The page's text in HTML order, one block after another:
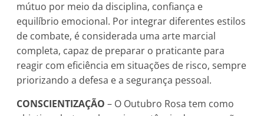
mútuo por meio da disciplina, confiança e
equilíbrio emocional. Por integrar diferentes estilos
de combate, é considerada uma arte marcial
completa, capaz de preparar o praticante para
reagir com eficiência em situações de risco, sempre
priorizando a defesa e a segurança pessoal.
CONSCIENTIZAÇÃO – O Outubro Rosa tem como